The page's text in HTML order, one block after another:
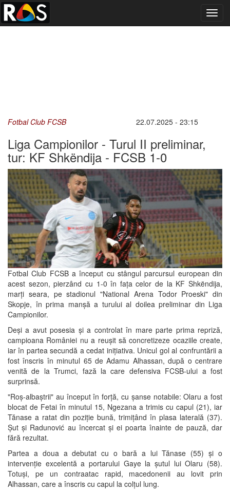
Fotbal Club FCSB 22.07.2025 - 23:15
Liga Campionilor - Turul II preliminar,
tur: KF Shkëndija - FCSB 1-0
Fotbal Club FCSB a început cu stângul parcursul european din
acest sezon, pierzând cu 1-0 în fața celor de la KF Shkëndija,
marți seara, pe stadionul "National Arena Todor Proeski" din
Skopje, în prima manșă a turului al doilea preliminar din Liga
Campionilor.
Deși a avut posesia și a controlat în mare parte prima repriză,
campioana României nu a reușit să concretizeze ocaziile create,
iar în partea secundă a cedat inițiativa. Unicul gol al confruntării a
fost înscris în minutul 65 de Adamu Alhassan, după o centrare
venită de la Trumci, fază la care defensiva FCSB-ului a fost
surprinsă.
"Roș-albaștrii" au început în forță, cu șanse notabile: Olaru a fost
blocat de Fetai în minutul 15, Ngezana a trimis cu capul (21), iar
Tănase a ratat din poziție bună, trimițând în plasa laterală (37).
Șut și Radunović au încercat și ei poarta înainte de pauză, dar
fără rezultat.
Partea a doua a debutat cu o bară a lui Tănase (55) și o
intervenție excelentă a portarului Gaye la șutul lui Olaru (58).
Totuși, pe un contraatac rapid, macedonenii au lovit prin
Alhassan, care a înscris cu capul la colțul lung.